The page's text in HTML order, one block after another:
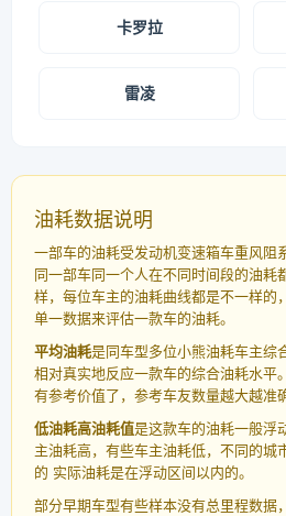
卡罗拉
雷凌
油耗数据说明
一部车的油耗受发动机变速箱车重风阻
同一部车同一个人在不同时间段的油耗
样，每位车主的油耗曲线都是不一样的
单一数据来评估一款车的油耗。
平均油耗是同车型多位小熊油耗车主综
相对真实地反应一款车的综合油耗水平
有参考价值了，参考车友数量越大越准确
低油耗高油耗值是这款车的油耗一般浮
主油耗高，有些车主油耗低，不同的城
的 实际油耗是在浮动区间以内的。
部分早期车型有些样本没有总里程数据